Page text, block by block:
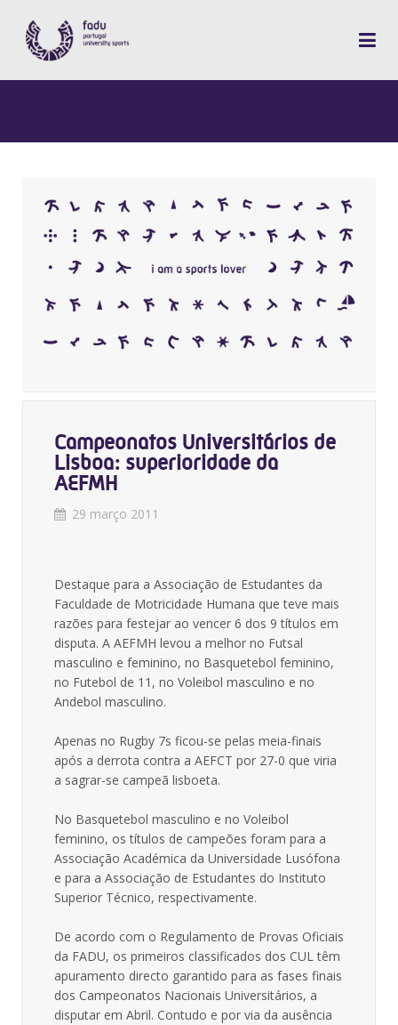
Campeonatos Universitários de
Lisboa: superioridade da
AEFMH
29 março 2011
Destaque para a Associação de Estudantes da
Faculdade de Motricidade Humana que teve mais
razões para festejar ao vencer 6 dos 9 títulos em
disputa. A AEFMH levou a melhor no Futsal
masculino e feminino, no Basquetebol feminino,
no Futebol de 11, no Voleibol masculino e no
Andebol masculino.
Apenas no Rugby 7s ficou-se pelas meia-finais
após a derrota contra a AEFCT por 27-0 que viria
a sagrar-se campeã lisboeta.
No Basquetebol masculino e no Voleibol
feminino, os títulos de campeões foram para a
Associação Académica da Universidade Lusófona
e para a Associação de Estudantes do Instituto
Superior Técnico, respectivamente.
De acordo com o Regulamento de Provas Oficiais
da FADU, os primeiros classificados dos CUL têm
apuramento directo garantido para as fases finais
dos Campeonatos Nacionais Universitários, a
disputar em Abril. Contudo e por via da ausência